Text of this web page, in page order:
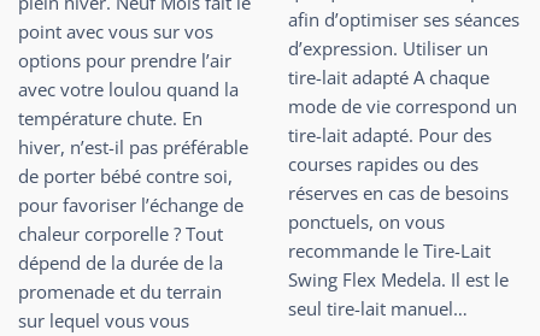
point avec vous sur vos
options pour prendre l’air
avec votre loulou quand la
température chute. En
hiver, n’est-il pas préférable
de porter bébé contre soi,
pour favoriser l’échange de
chaleur corporelle ? Tout
dépend de la durée de la
promenade et du terrain
sur lequel vous vous
afin d’optimiser ses séances
d’expression. Utiliser un
tire-lait adapté A chaque
mode de vie correspond un
tire-lait adapté. Pour des
courses rapides ou des
réserves en cas de besoins
ponctuels, on vous
recommande le Tire-Lait
Swing Flex Medela. Il est le
seul tire-lait manuel…